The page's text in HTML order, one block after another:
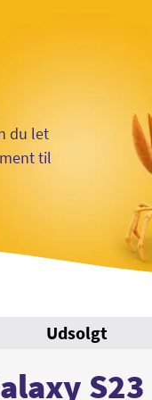
du let
til
Udsolgt